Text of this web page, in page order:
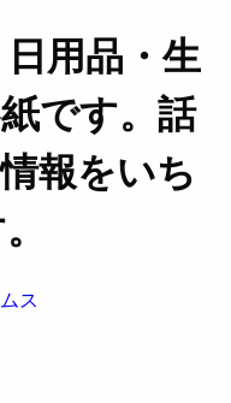
用品・生
です。話
報をいち